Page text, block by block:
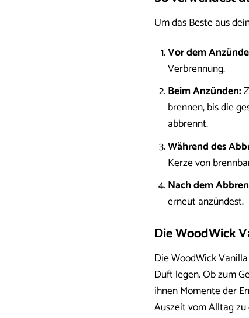
Um das Beste aus
Vor dem
Verbrennung.
Beim Anzünden:
brennen, bis die
abbrennt.
Während des
Kerze von
Nach dem
erneut anzündest.
Die WoodWick
Die WoodWick
Duft legen. Ob zum
ihnen Momente der
Auszeit vom Alltag